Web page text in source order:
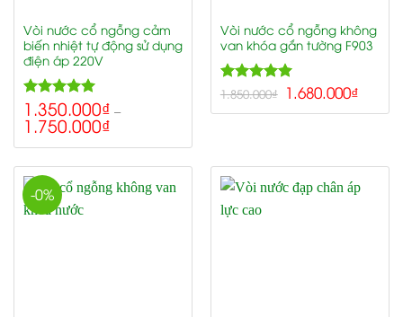
Vòi nước cổ ngỗng cảm
biến nhiệt tự động sử dụng
điện áp 220V
Rated5.00
out of 5
1.350.000₫ –
1.750.000₫
Vòi nước cổ ngỗng không
van khóa gắn tường F903
Rated5.00
1.850.000₫ 1.680.000₫
-0%